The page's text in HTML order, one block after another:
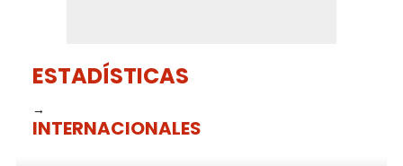
ESTADÍSTICAS
→
INTERNACIONALES